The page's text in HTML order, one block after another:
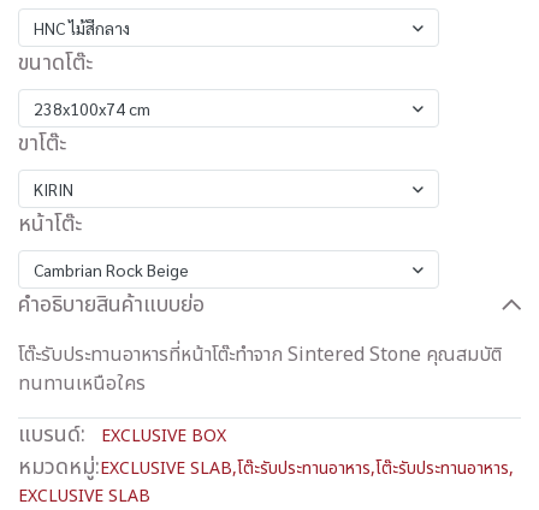
HNC ไม้สีกลาง
ขนาดโต๊ะ
238x100x74 cm
ขาโต๊ะ
KIRIN
หน้าโต๊ะ
Cambrian Rock Beige
คำอธิบายสินค้าแบบย่อ
โต๊ะรับประทานอาหารที่หน้าโต๊ะทำจาก Sintered Stone คุณสมบัติ
ทนทานเหนือใคร
แบรนด์: EXCLUSIVE BOX
หมวดหมู่:EXCLUSIVE SLAB,โต๊ะรับประทานอาหาร,โต๊ะรับประทานอาหาร,
EXCLUSIVE SLAB